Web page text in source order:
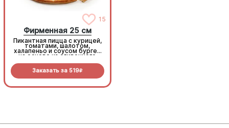
15
Фирменная 25 см
Пикантная пицца с курицей,
томатами, шалотом,
халапеньо и соусом бургер
на основе из сливочного
Заказать за 519R